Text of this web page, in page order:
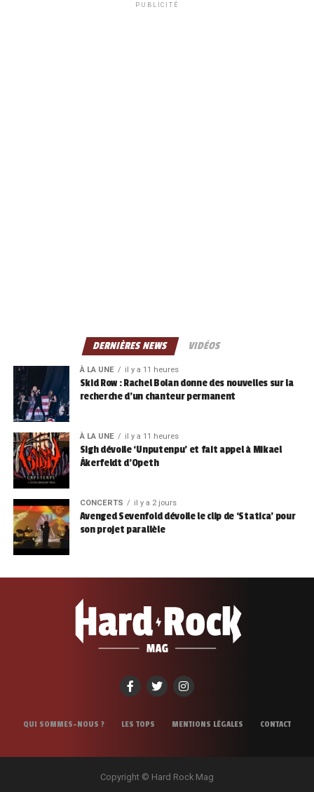
PUBLICITÉ
DERNIÈRES NEWS VIDÉOS
À LA UNE il y a 11 heures
Skid Row : Rachel Bolan donne des nouvelles sur la
recherche d’un chanteur permanent
À LA UNE il y a 11 heures
Sigh dévoile ‘Unputenpu’ et fait appel à Mikael
Åkerfeldt d’Opeth
CONCERTS il y a 2 jours
Avenged Sevenfold dévoile le clip de ‘Statica’ pour
son projet parallèle
QUI SOMMES-NOUS ? LES TOPS MENTIONS LÉGALES CONTACT
Copyright © Hard Rock Mag